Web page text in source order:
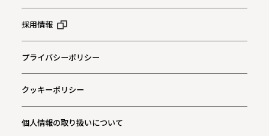
採用情報
プライバシーポリシー
クッキーポリシー
個人情報の取り扱いについて